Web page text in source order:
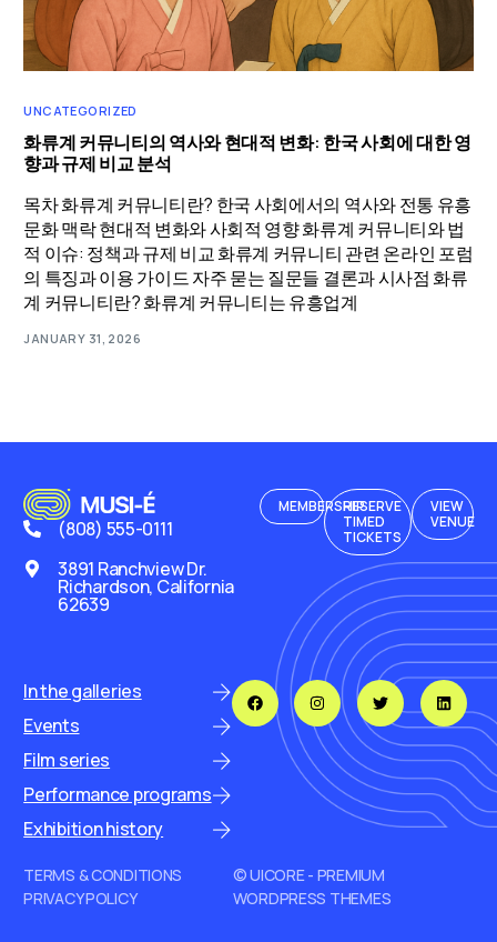
UNCATEGORIZED
화류계 커뮤니티의 역사와 현대적 변화: 한국 사회에 대한 영
향과 규제 비교 분석
목차 화류계 커뮤니티란? 한국 사회에서의 역사와 전통 유흥
문화 맥락 현대적 변화와 사회적 영향 화류계 커뮤니티와 법
적 이슈: 정책과 규제 비교 화류계 커뮤니티 관련 온라인 포럼
의 특징과 이용 가이드 자주 묻는 질문들 결론과 시사점 화류
계 커뮤니티란? 화류계 커뮤니티는 유흥업계
JANUARY 31, 2026
(808) 555-0111
3891 Ranchview Dr.
Richardson, California
62639
MEMBERSHIPRESERVE
TIMED
TICKETS
VIEW
VENUE
In the galleries
Events
Film series
Performance programs
Exhibition history
TERMS & CONDITIONS
PRIVACY POLICY
© UICORE - PREMIUM
WORDPRESS THEMES